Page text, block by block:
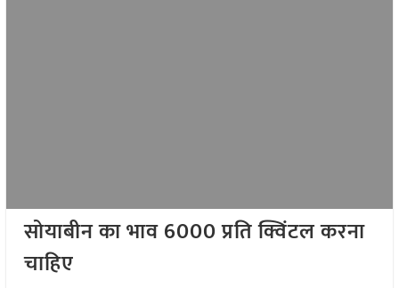
सोयाबीन का भाव 6000 प्रति क्विंटल करना
चाहिए